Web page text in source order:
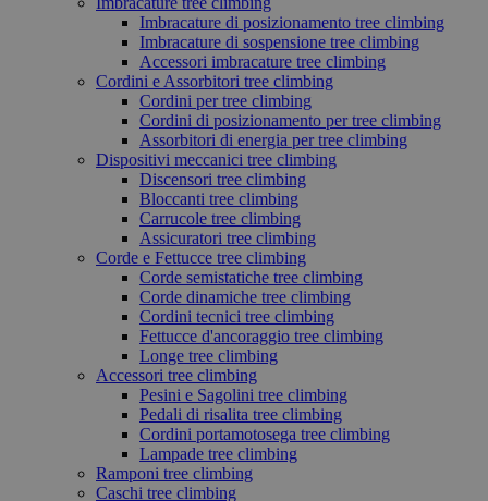
Imbracature di posizionamento tree climbing
Imbracature di sospensione tree climbing
Accessori imbracature tree climbing
Cordini e Assorbitori tree climbing
Cordini per tree climbing
Cordini di posizionamento per tree climbing
Assorbitori di energia per tree climbing
Dispositivi meccanici tree climbing
Discensori tree climbing
Bloccanti tree climbing
Carrucole tree climbing
Assicuratori tree climbing
Corde e Fettucce tree climbing
Corde semistatiche tree climbing
Corde dinamiche tree climbing
Cordini tecnici tree climbing
Fettucce d'ancoraggio tree climbing
Longe tree climbing
Accessori tree climbing
Pesini e Sagolini tree climbing
Pedali di risalita tree climbing
Cordini portamotosega tree climbing
Lampade tree climbing
Ramponi tree climbing
Caschi tree climbing